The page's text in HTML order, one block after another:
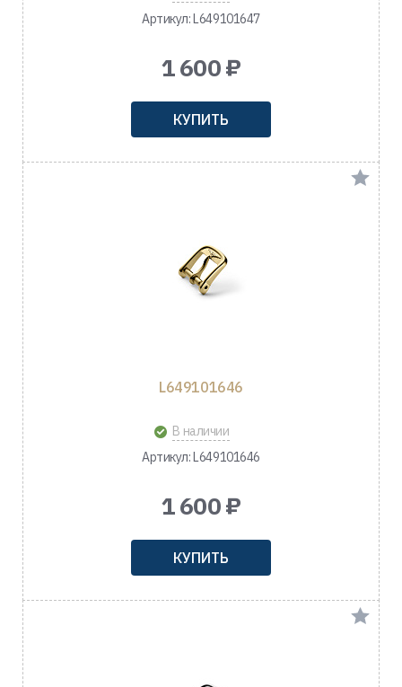
Артикул: L649101647
1 600 ₽
КУПИТЬ
L649101646
В наличии
Артикул: L649101646
1 600 ₽
КУПИТЬ